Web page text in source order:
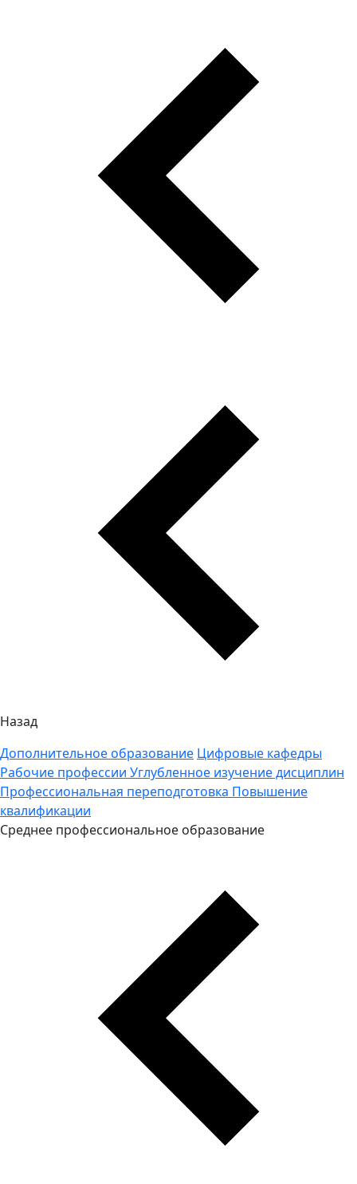
Назад
Дополнительное образование Цифровые кафедры
Рабочие профессии Углубленное изучение дисциплин
Профессиональная переподготовка Повышение
квалификации
Среднее профессиональное образование